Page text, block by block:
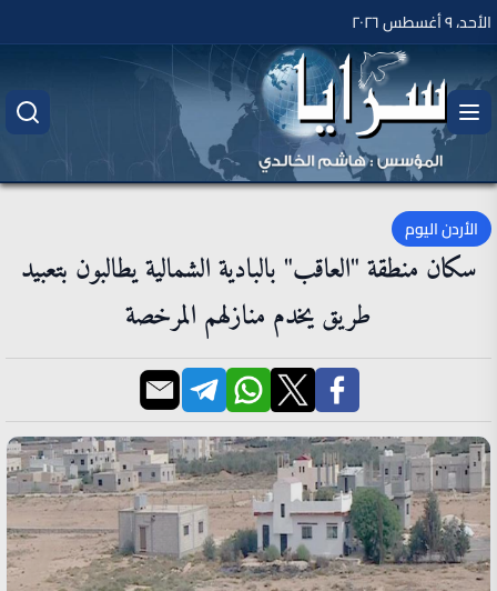
الأحد، ٩ أغسطس ٢٠٢٦
الأردن اليوم
سكان منطقة "العاقب" بالبادية الشمالية يطالبون بتعبيد
طريق يخدم منازلهم المرخصة